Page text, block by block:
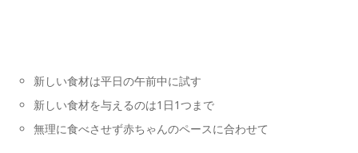
新しい食材は平日の午前中に試す
新しい食材を与えるのは1日1つまで
無理に食べさせず赤ちゃんのペースに合わせて